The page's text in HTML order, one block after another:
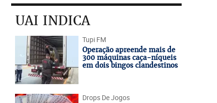
UAI INDICA
Tupi FM
Operação apreende mais de
300 máquinas caça-níqueis
em dois bingos clandestinos
Drops De Jogos